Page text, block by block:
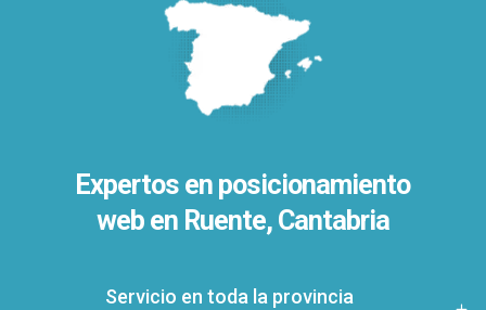
Expertos en posicionamiento
web en Ruente, Cantabria
Servicio en toda la provincia